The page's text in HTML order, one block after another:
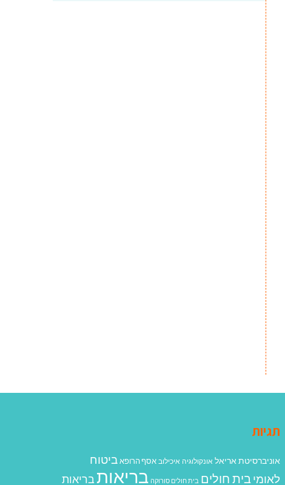
תגיות
אוניברסיטת אריאל אונקולוגיה איכילוב אסף הרופא ביטוח
לאומיבית חולים בית חולים סורוקה בריאותבריאות